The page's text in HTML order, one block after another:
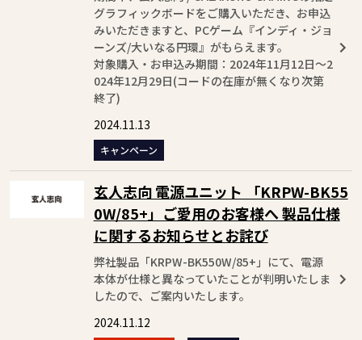
グラフィックボードをご購入いただき、お申込
みいただきますと、PCゲーム『インディ・ジョ
ーンズ/大いなる円環』がもらえます。
対象購入・お申込み期間：2024年11月12日～2
024年12月29日(コードの在庫が無くなり次第
終了)
2024.11.13
キャンペーン
玄人志向 電源ユニット 「KRPW-BK55
0W/85+」ご愛用のお客様へ 製品仕様
に関するお知らせとお詫び
弊社製品「KRPW-BK550W/85+」にて、電源
本体が仕様と異なっていたことが判明いたしま
したので、ご案内いたします。
2024.11.12